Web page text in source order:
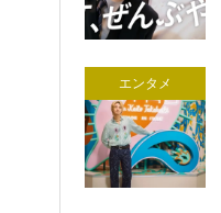
エンタメ